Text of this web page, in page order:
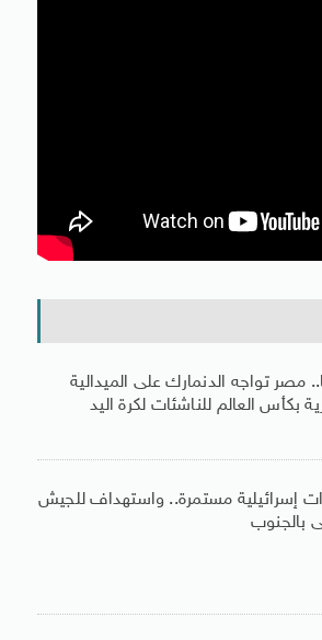
مصر تواجه الدنمارك على الميدالية
بكأس العالم للناشئات لكرة اليد
إسرائيلية مستمرة.. واستهداف للجيش
بالجنوب